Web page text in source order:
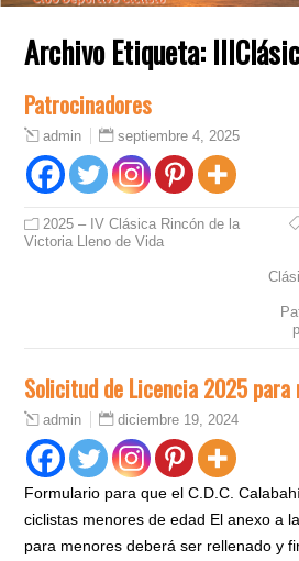
Archivo Etiqueta:
Patrocinadores
admin septiembre 4, 2025
2025 – IV Clásica Rincón de la
Victoria Lleno de Vida
Solicitud de Licencia 2025 para
admin diciembre 19, 2024
Formulario para que el C.D.C.
ciclistas menores de edad El anexo a
para menores deberá ser rellenado y